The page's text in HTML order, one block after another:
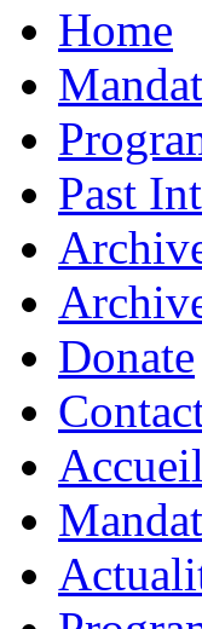
Home
Past
Donate
Accueil
Mandat